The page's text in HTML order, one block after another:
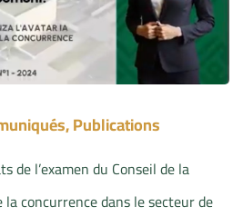
,Publications
de l’examen du Conseil de la
concurrence dans le secteur de